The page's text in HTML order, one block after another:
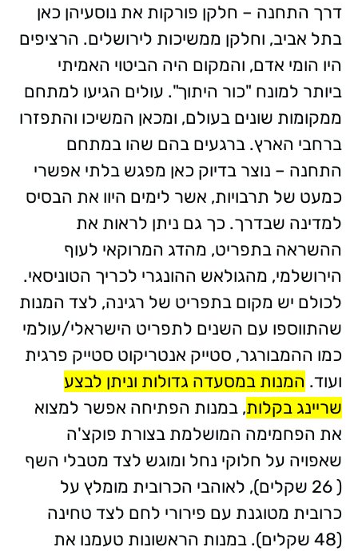
דרך התחנה – חלקן פורקות את נוסעיהן כאן
בתל אביב, וחלקן ממשיכות לירושלים. הרציפים
היו הומי אדם, והמקום היה הביטוי האמיתי
ביותר למונח "כור היתוך". עולים הגיעו למתחם
ממקומות שונים בעולם, ומכאן המשיכו והתפזרו
ברחבי הארץ. ברגעים בהם שהו במתחם
התחנה – נוצר בדיוק כאן מפגש בלתי אפשרי
כמעט של תרבויות, אשר לימים היוו את הבסיס
למדינה שבדרך. כך גם ניתן לראות את
ההשראה בתפריט, מהדג המרוקאי לעוף
הירושלמי, מהגולאש ההונגרי לכריך הטוניסאי.
לכולם יש מקום בתפריט של רגינה, לצד המנות
שהתווספו עם השנים לתפריט הישראלי/עולמי
כמו ההמבורגר, סטייק אנטריקוט סטייק פרגית
ועוד. המנות במסעדה גדולות וניתן לבצע
שריינג בקלות, במנות הפתיחה אפשר למצוא
את הפחמימה המושלמת בצורת פוקצ'ה
שאפויה על חלוקי נחל ומוגש לצד מטבלי השף
( 26 שקלים), לאוהבי הכרובית מומלץ על
כרובית מטוגנת עם פירורי לחם לצד טחינה
(48 שקלים). במנות הראשונות טעמנו את